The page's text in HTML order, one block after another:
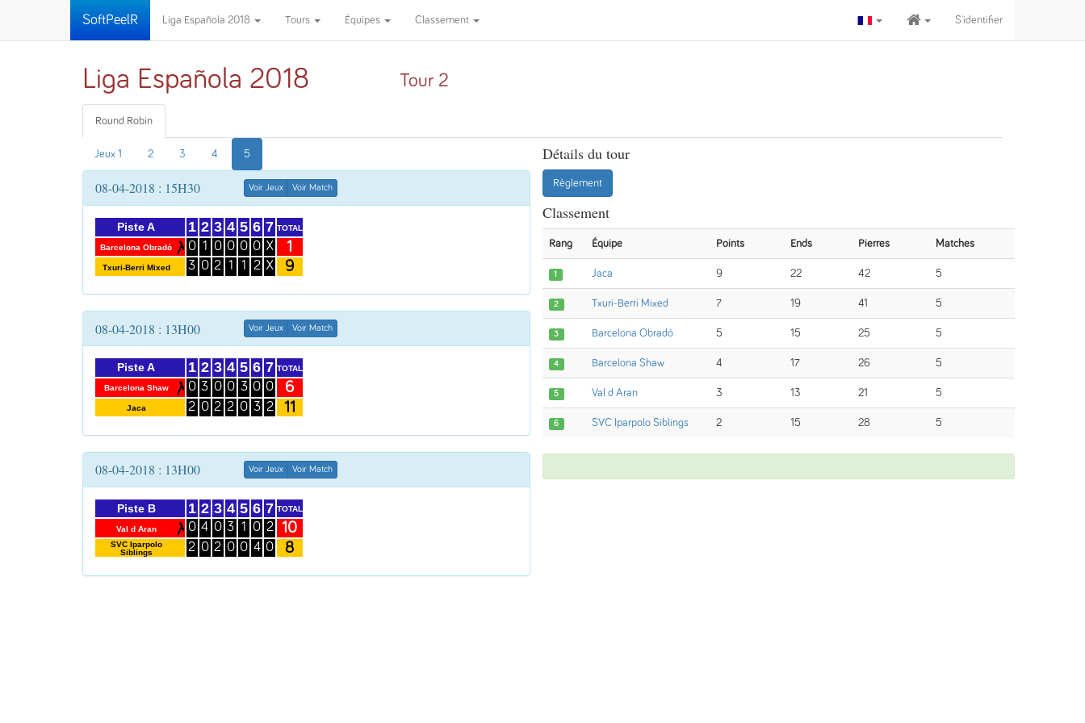
SoftPeelR Liga Española 2018 Tours Équipes Classement S'identifier
Liga Española 2018 Tour 2
Round Robin
Jeux 1 2 3 4 5
08-04-2018 : 15H30 Voir Jeux Voir Match
Piste A
Barcelona Obradó
Txuri-Berri Mixed
1
0
3
2
1
0
3
0
2
4
0
1
5
0
1
6
0
2
7
X
X
TOTAL
1
9
08-04-2018 : 13H00 Voir Jeux Voir Match
Piste A
Barcelona Shaw
Jaca
1
0
2
2
3
0
3
0
2
4
0
2
5
3
0
6
0
3
7
0
2
TOTAL
6
11
08-04-2018 : 13H00 Voir Jeux Voir Match
Piste B
Val d Aran
SVC Iparpolo
Siblings
1
0
2
2
4
0
3
0
2
4
3
0
5
1
0
6
0
4
7
2
0
TOTAL
10
8
Détails du tour
Règlement
Classement
Rang Équipe Points Ends Pierres Matches
1 Jaca 9 22 42 5
2 Txuri-Berri Mixed 7 19 41 5
3 Barcelona Obradó 5 15 25 5
4 Barcelona Shaw 4 17 26 5
5 Val d Aran 3 13 21 5
6 SVC Iparpolo Siblings 2 15 28 5